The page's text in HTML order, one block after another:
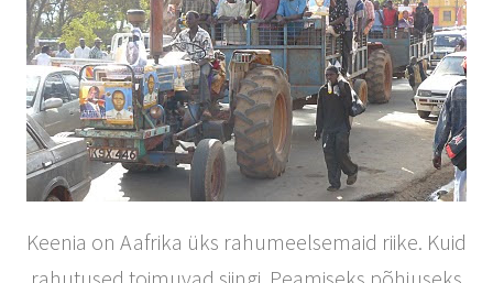
Keenia on Aafrika üks rahumeelsemaid riike. Kuid